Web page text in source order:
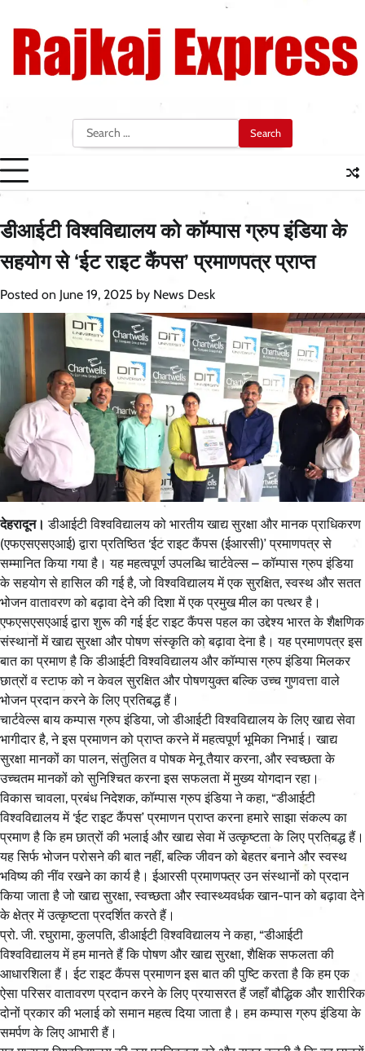
content
Search
for:
डीआईटी विश्वविद्यालय को कॉम्पास ग्रुप इंडिया के
सहयोग से ‘ईट राइट कैंपस’ प्रमाणपत्र प्राप्त
Posted on June 19, 2025 by News Desk
देहरादून। डीआईटी विश्वविद्यालय को भारतीय खाद्य सुरक्षा और मानक प्राधिकरण
(एफएसएसएआई) द्वारा प्रतिष्ठित ‘ईट राइट कैंपस (ईआरसी)’ प्रमाणपत्र से
सम्मानित किया गया है। यह महत्वपूर्ण उपलब्धि चार्टवेल्स – कॉम्पास ग्रुप इंडिया
के सहयोग से हासिल की गई है, जो विश्वविद्यालय में एक सुरक्षित, स्वस्थ और सतत
भोजन वातावरण को बढ़ावा देने की दिशा में एक प्रमुख मील का पत्थर है।
एफएसएसएआई द्वारा शुरू की गई ईट राइट कैंपस पहल का उद्देश्य भारत के शैक्षणिक
संस्थानों में खाद्य सुरक्षा और पोषण संस्कृति को बढ़ावा देना है। यह प्रमाणपत्र इस
बात का प्रमाण है कि डीआईटी विश्वविद्यालय और कॉम्पास ग्रुप इंडिया मिलकर
छात्रों व स्टाफ को न केवल सुरक्षित और पोषणयुक्त बल्कि उच्च गुणवत्ता वाले
भोजन प्रदान करने के लिए प्रतिबद्ध हैं।
चार्टवेल्स बाय कम्पास ग्रुप इंडिया, जो डीआईटी विश्वविद्यालय के लिए खाद्य सेवा
भागीदार है, ने इस प्रमाणन को प्राप्त करने में महत्वपूर्ण भूमिका निभाई। खाद्य
सुरक्षा मानकों का पालन, संतुलित व पोषक मेनू तैयार करना, और स्वच्छता के
उच्चतम मानकों को सुनिश्चित करना इस सफलता में मुख्य योगदान रहा।
विकास चावला, प्रबंध निदेशक, कॉम्पास ग्रुप इंडिया ने कहा, “डीआईटी
विश्वविद्यालय में ‘ईट राइट कैंपस’ प्रमाणन प्राप्त करना हमारे साझा संकल्प का
प्रमाण है कि हम छात्रों की भलाई और खाद्य सेवा में उत्कृष्टता के लिए प्रतिबद्ध हैं।
यह सिर्फ भोजन परोसने की बात नहीं, बल्कि जीवन को बेहतर बनाने और स्वस्थ
भविष्य की नींव रखने का कार्य है। ईआरसी प्रमाणपत्र उन संस्थानों को प्रदान
किया जाता है जो खाद्य सुरक्षा, स्वच्छता और स्वास्थ्यवर्धक खान-पान को बढ़ावा देने
के क्षेत्र में उत्कृष्टता प्रदर्शित करते हैं।
प्रो. जी. रघुरामा, कुलपति, डीआईटी विश्वविद्यालय ने कहा, “डीआईटी
विश्वविद्यालय में हम मानते हैं कि पोषण और खाद्य सुरक्षा, शैक्षिक सफलता की
आधारशिला हैं। ईट राइट कैंपस प्रमाणन इस बात की पुष्टि करता है कि हम एक
ऐसा परिसर वातावरण प्रदान करने के लिए प्रयासरत हैं जहाँ बौद्धिक और शारीरिक
दोनों प्रकार की भलाई को समान महत्व दिया जाता है। हम कम्पास ग्रुप इंडिया के
समर्पण के लिए आभारी हैं।